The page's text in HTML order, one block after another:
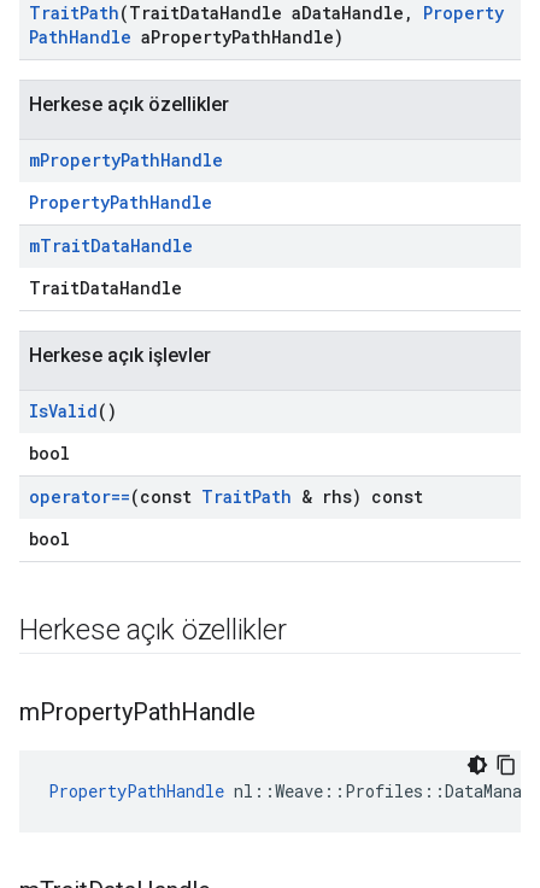
TraitPath(TraitDataHandle aDataHandle ,
Property
PathHandle aPropertyPathHandle)
Herkese açık özellikler
mPropertyPathHandle
PropertyPathHandle
mTraitDataHandle
TraitDataHandle
Herkese açık işlevler
IsValid()
bool
operator==(const TraitPath & rhs) const
bool
Herkese açık özellikler
mPropertyPathHandle
PropertyPathHandle